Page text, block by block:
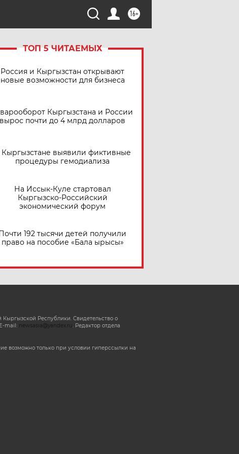
16+
ТОП 5 ЧИТАЕМЫХ
Россия и Кыргызстан открывают
новые возможности для бизнеса
Кыргызстана и России
вырос почти до 4 млрд долларов
Кыргызстане выявили фиктивные
процедуры гемодиализа
На Иссык-Куле стартовал
Кыргызско-Российский
экономический форум
192 тысячи детей получили
право на пособие «Бала ырысы»
Республики. Свидетельство о
mail: newsasia@yandex.ru. Редактор отдела
возможно только при условии гиперссылки на